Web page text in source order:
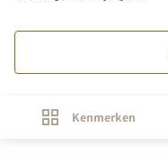
Kenmerken